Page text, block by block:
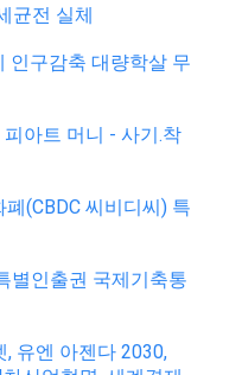
균전 실체
인구감축 대량학살 무
아트 머니 - 사기.착
(CBDC 씨비디씨) 특
별인출권 국제기축통
, 유엔 아젠다 2030,